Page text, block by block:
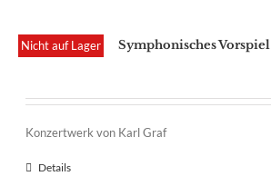
Nicht auf Lager Symphonisches Vorspiel
Konzertwerk von Karl Graf
Details